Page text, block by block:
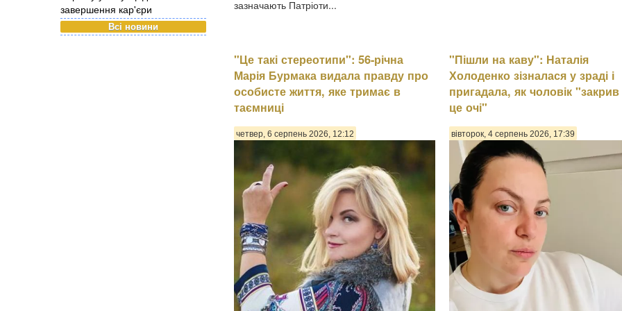
завершення кар'єри
Всі новини
зазначають Патріоти...
"Це такі стереотипи": 56-річна
Марія Бурмака видала правду про
особисте життя, яке тримає в
таємниці
четвер, 6 серпень 2026, 12:12
"Пішли на каву": Наталія
Холоденко зізналася у зраді і
пригадала, як чоловік
це очі"
вівторок, 4 серпень 2026, 17:39